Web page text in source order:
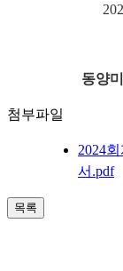
2024.
동양미래
첨부파일
2024
서.pdf